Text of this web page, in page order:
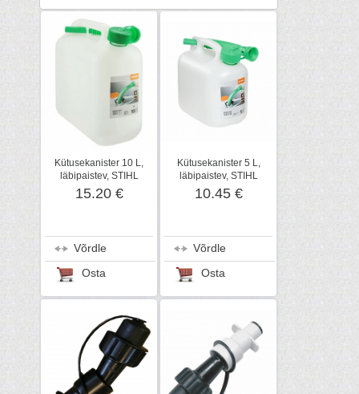
Kütusekanister 10 L,
läbipaistev, STIHL
15.20 €
Võrdle
Osta
Kütusekanister 5 L,
läbipaistev, STIHL
10.45 €
Võrdle
Osta